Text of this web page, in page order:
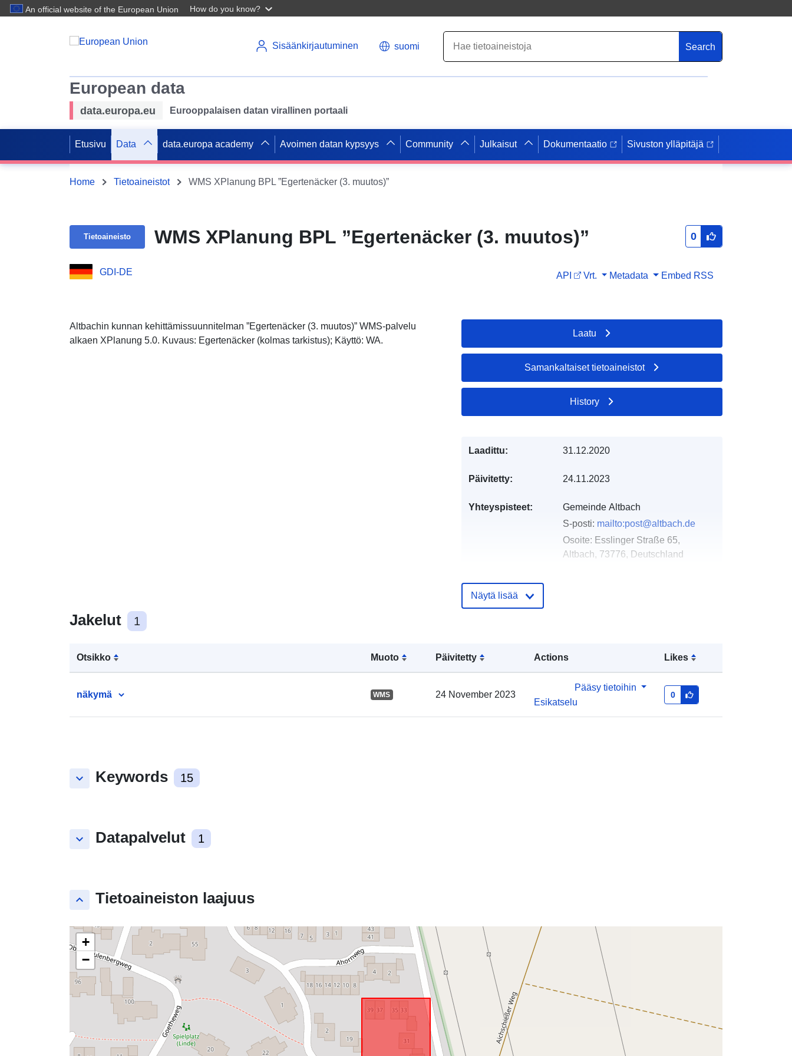
An official website of the European Union How do you know?
Sisäänkirjautuminen suomi Search
European data
data.europa.eu Eurooppalaisen datan virallinen portaali
Etusivu Data data.europa academy Avoimen datan kypsyys Community Julkaisut Dokumentaatio Sivuston ylläpitäjä
Home Tietoaineistot WMS XPlanung BPL ”Egertenäcker (3. muutos)”
Tietoaineisto WMS XPlanung BPL ”Egertenäcker (3. muutos)” 0
GDI-DE API Vrt. Metadata Embed RSS
Altbachin kunnan kehittämissuunnitelman ”Egertenäcker (3. muutos)” WMS-palvelu
alkaen XPlanung 5.0. Kuvaus: Egertenäcker (kolmas tarkistus); Käyttö: WA.
Jakelut 1
Otsikko Muoto Päivitetty Actions Likes
näkymä WMS 24 November 2023
Pääsy tietoihin
Esikatselu
0
keyboard_arrow_down Keywords 15
keyboard_arrow_down Datapalvelut 1
keyboard_arrow_up Tietoaineiston laajuus
+
−
Laatu
Samankaltaiset tietoaineistot
History
Laadittu: 31.12.2020
Päivitetty: 24.11.2023
Yhteyspisteet:
Gemeinde Altbach
S-posti: mailto:post@altbach.de
Osoite: Esslinger Straße 65,
Altbach, 73776, Deutschland
Luetteloluetteloa
48.7273803 ], [ 9.3887362,
48.7273803 ], [ 9.3887362,
48.7268269 ], [ 9.388115,
Näytä lisää